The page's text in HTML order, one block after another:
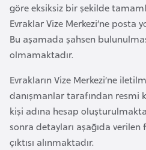
göre eksiksiz bir şekilde
Evraklar Vize Merkezi’ne
Bu aşamada şahsen
olmamaktadır.
Evrakların Vize Merkezi’ne
danışmanlar tarafından resmi
kişi adına hesap
sonra detayları aşağıda
çıktısı alınmaktadır.
k
a
e
n
i
n